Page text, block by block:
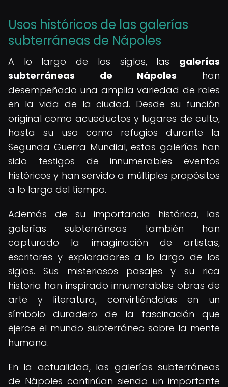
Usos históricos de las galerías
subterráneas de Nápoles
A lo largo de los siglos, las galerías
subterráneas de Nápoles han
desempeñado una amplia variedad de roles
en la vida de la ciudad. Desde su función
original como acueductos y lugares de culto,
hasta su uso como refugios durante la
Segunda Guerra Mundial, estas galerías han
sido testigos de innumerables eventos
históricos y han servido a múltiples propósitos
a lo largo del tiempo.
Además de su importancia histórica, las
galerías subterráneas también han
capturado la imaginación de artistas,
escritores y exploradores a lo largo de los
siglos. Sus misteriosos pasajes y su rica
historia han inspirado innumerables obras de
arte y literatura, convirtiéndolas en un
símbolo duradero de la fascinación que
ejerce el mundo subterráneo sobre la mente
humana.
En la actualidad, las galerías subterráneas
de Nápoles continúan siendo un importante